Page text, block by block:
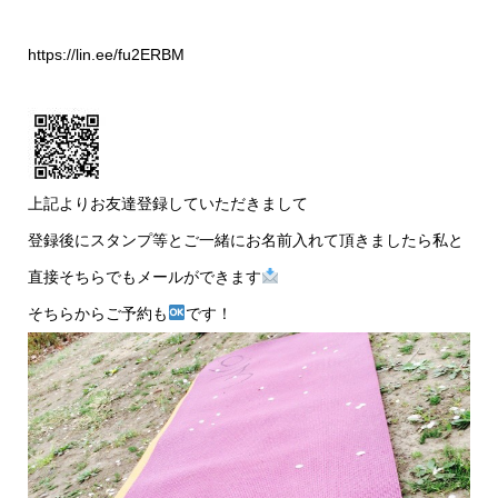
https://lin.ee/fu2ERBM
上記よりお友達登録していただきまして
登録後にスタンプ等とご一緒にお名前入れて頂きましたら私と
直接そちらでもメールができます
そちらからご予約も です！